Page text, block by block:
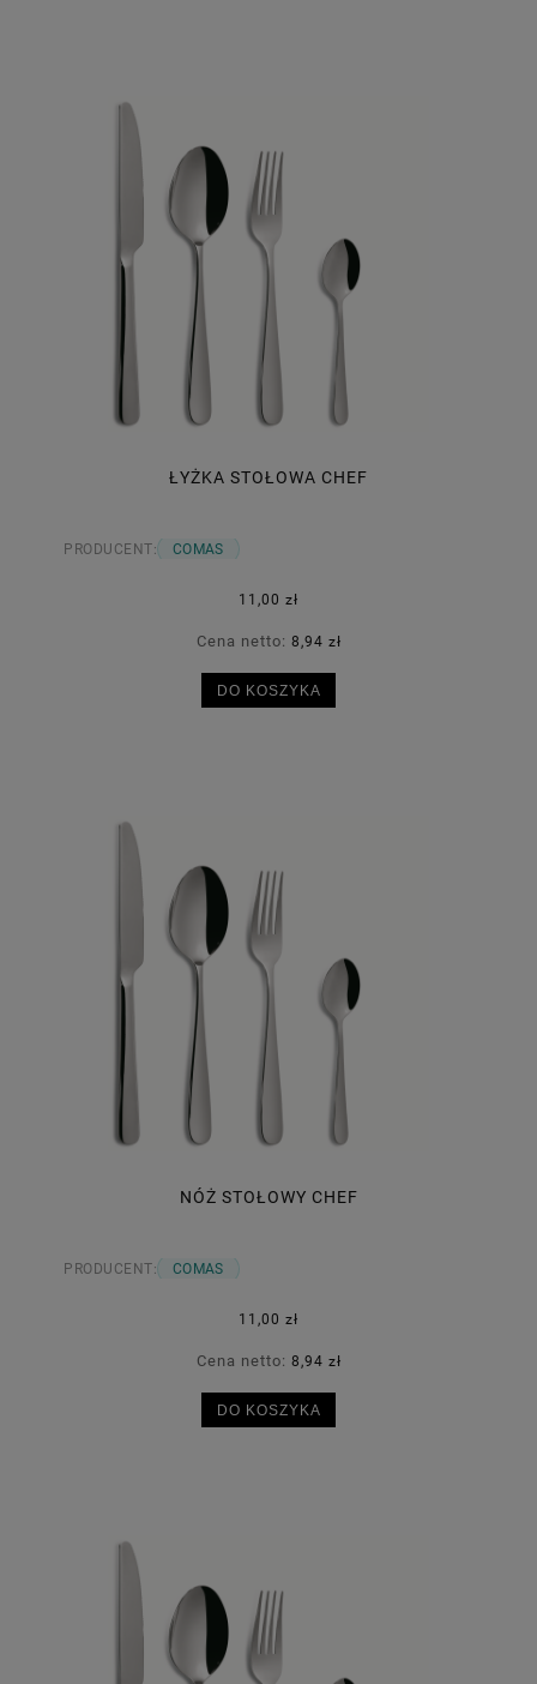
ŁYŻKA STOŁOWA CHEF
PRODUCENT: COMAS
11,00 zł
Cena netto: 8,94 zł
DO KOSZYKA
NÓŻ STOŁOWY CHEF
PRODUCENT: COMAS
11,00 zł
Cena netto: 8,94 zł
DO KOSZYKA